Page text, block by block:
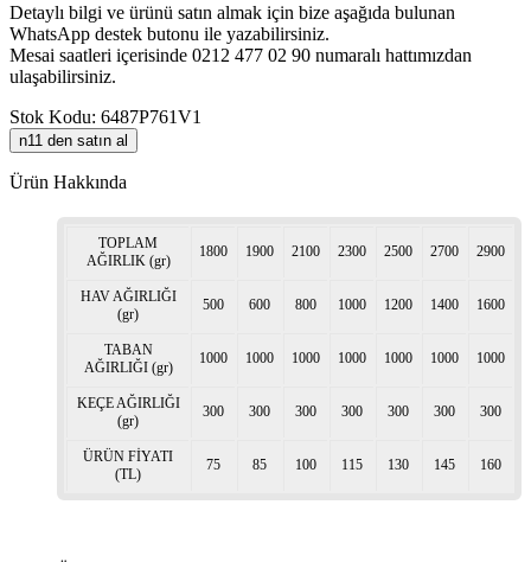
Detaylı bilgi ve ürünü satın almak için bize aşağıda bulunan
WhatsApp destek butonu ile yazabilirsiniz.
Mesai saatleri içerisinde 0212 477 02 90 numaralı hattımızdan
ulaşabilirsiniz.
Stok Kodu: 6487P761V1
n11 den satın al
Ürün Hakkında
TOPLAM
AĞIRLIK (gr)
1800 1900 2100 2300 2500 2700 2900
HAV AĞIRLIĞI
(gr)
500 600 800 1000 1200 1400 1600
TABAN
AĞIRLIĞI (gr)
1000 1000 1000 1000 1000 1000 1000
KEÇE AĞIRLIĞI
(gr)
300 300 300 300 300 300 300
ÜRÜN FİYATI
(TL)
75 85 100 115 130 145 160